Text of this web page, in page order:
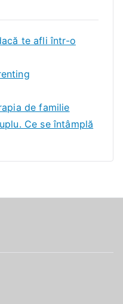
te afli într-o
de familie
Ce se întâmplă